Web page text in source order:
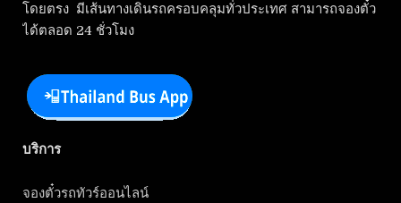
โดยตรง มีเส้นทางเดินรถครอบคลุมทั่วประเทศ สามารถจองตั๋ว
ได้ตลอด 24 ชั่วโมง
บริการ
จองตั๋วรถทัวร์ออนไลน์